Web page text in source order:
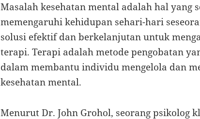
Masalah kesehatan mental adalah hal yang
memengaruhi kehidupan sehari-hari
solusi efektif dan berkelanjutan untuk
terapi. Terapi adalah metode pengobatan
dalam membantu individu mengelola dan
kesehatan mental.
Menurut Dr. John Grohol, seorang psikolog